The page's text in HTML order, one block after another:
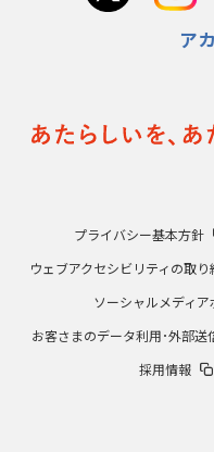
ア
プライバシー基本方針
ウェブアクセシビリティの取り
ソーシャルメディア
お客さまのデータ利用･外部送
採用情報